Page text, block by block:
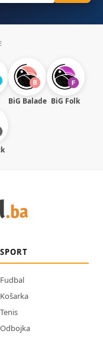
BiG Balade BiG Folk
SPORT
Fudbal
Košarka
Tenis
Odbojka